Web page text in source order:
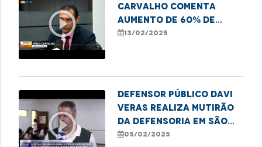
play_circle_outline
Carvalho comenta
aumento de 60% de
moradores de rua e
13/02/2025
play_circle_outline
Defensor público Davi
Veras realiza mutirão
da Defensoria em São
Luís para matrículas
05/02/2025